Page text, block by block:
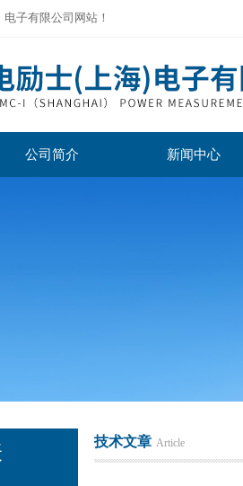
子有限公司网站！
公司简介 新闻中心
技术文章 Article